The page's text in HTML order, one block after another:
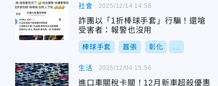
社會
詐團以「1折棒球手套」行騙！還嗆
受害者：報警也沒用
棒球手套 囂張 彰化
2025/12/14 14:58
生活
進口車關稅卡關！12月新車超殺優惠
2025/12/04 15:56